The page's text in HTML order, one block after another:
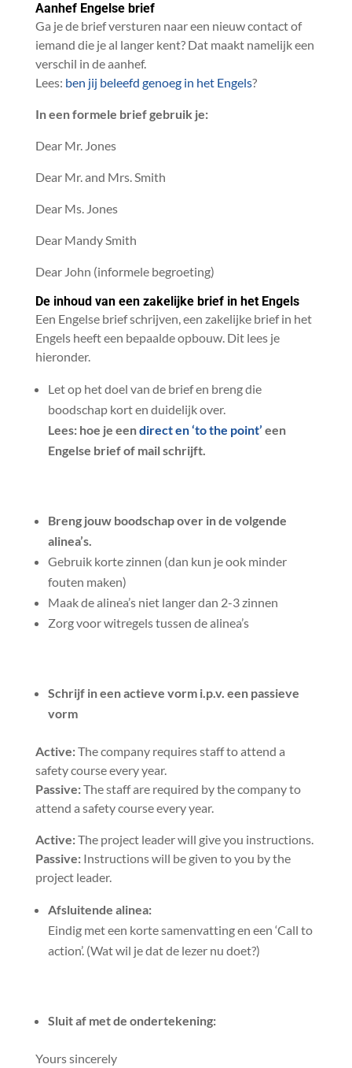
Aanhef Engelse brief
Ga je de brief versturen naar een nieuw contact of
iemand die je al langer kent? Dat maakt namelijk een
verschil in de aanhef.
Lees: ben jij beleefd genoeg in het Engels?
In een formele brief gebruik je:
Dear Mr. Jones
Dear Mr. and Mrs. Smith
Dear Ms. Jones
Dear Mandy Smith
Dear John (informele begroeting)
De inhoud van een zakelijke brief in het Engels
Een Engelse brief schrijven, een zakelijke brief in het
Engels heeft een bepaalde opbouw. Dit lees je
hieronder.
Let op het doel van de brief en breng die
boodschap kort en duidelijk over.
Lees: hoe je eendirect en ‘to the point’ een
Engelse brief of mail schrijft.
Breng jouw boodschap over in de volgende
alinea’s.
Gebruik korte zinnen (dan kun je ook minder
fouten maken)
Maak de alinea’s niet langer dan 2-3 zinnen
Zorg voor witregels tussen de alinea’s
Schrijf in een actieve vorm i.p.v. een passieve
vorm
Active:The company requires staff to attend a
safety course every year.
Passive:The staff are required by the company to
attend a safety course every year.
Active:The project leader will give you instructions.
Passive: Instructions will be given to you by the
project leader.
Afsluitende alinea:
Eindig met een korte samenvatting en een ‘Call to
action’. (Wat wil je dat de lezer nu doet?)
Sluit af met de ondertekening:
Yours sincerely